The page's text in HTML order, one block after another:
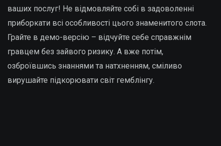
ваших послуг! Не відмовляйте собі в задоволенні
приборкати всі особливості цього знаменитого слота.
Грайте в демо-версію – відчуйте себе справжнім
гравцем без зайвого ризику. А вже потім,
озброївшись знаннями та натхненням, сміливо
вирушайте підкорювати світ гемблінгу.